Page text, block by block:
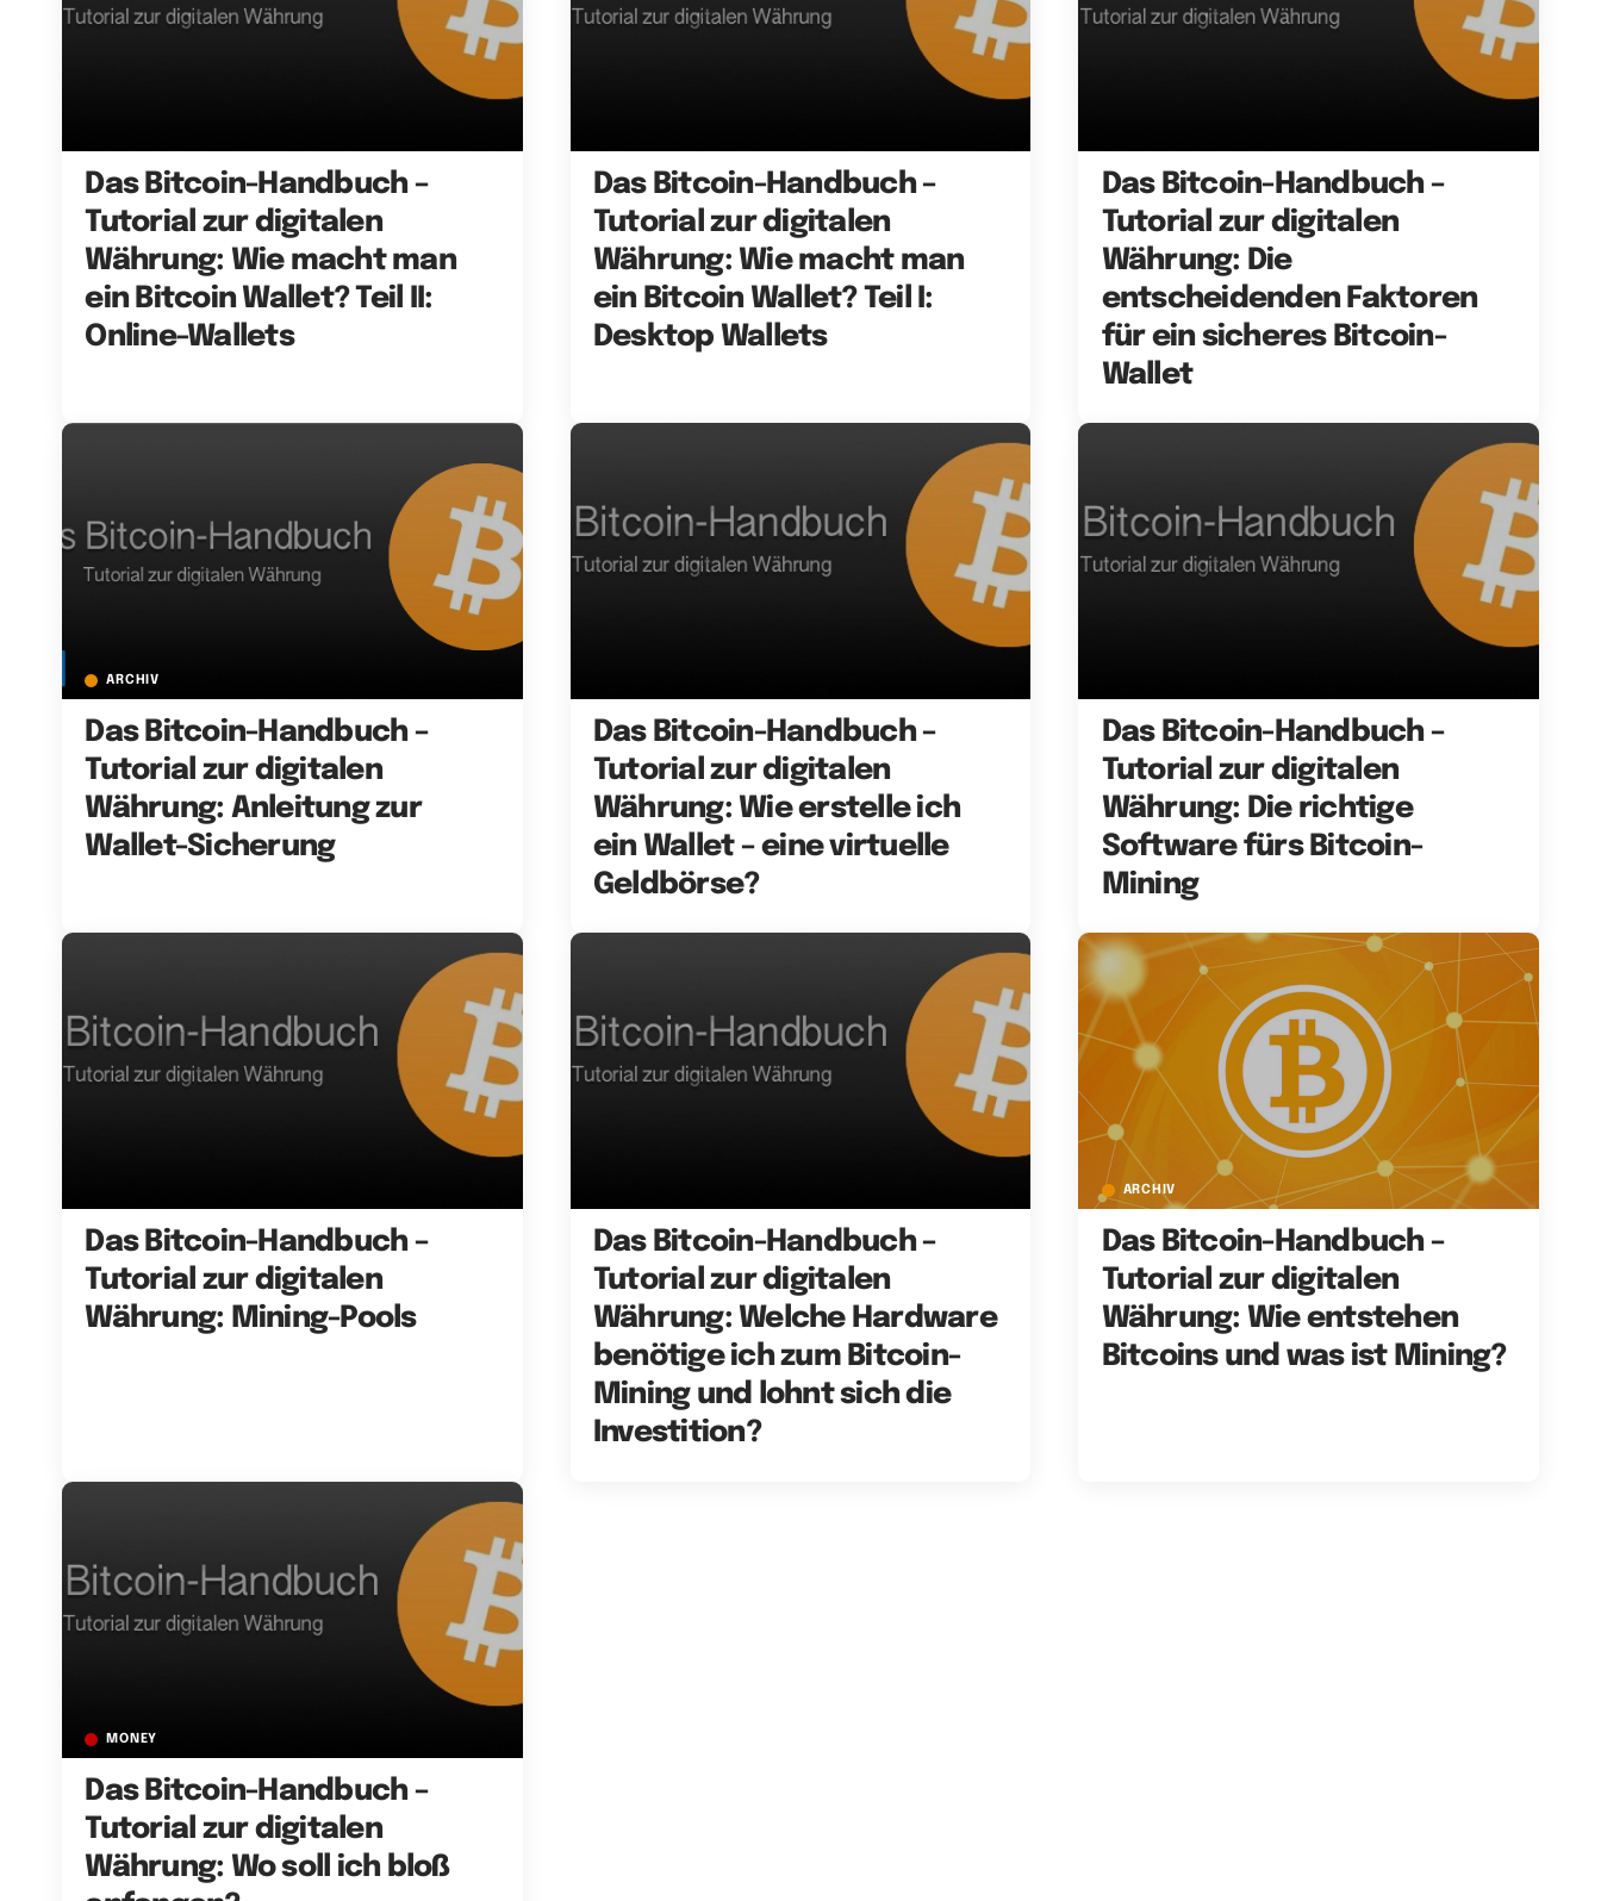
Das Bitcoin-Handbuch –
Tutorial zur digitalen
Währung: Wie macht man
ein Bitcoin Wallet? Teil II:
Online-Wallets
Das Bitcoin-Handbuch –
Tutorial zur digitalen
Währung: Wie macht man
ein Bitcoin Wallet? Teil I:
Desktop Wallets
Das Bitcoin-Handbuch –
Tutorial zur digitalen
Währung: Die
entscheidenden Faktoren
für ein sicheres Bitcoin-
Wallet
ARCHIV
Das Bitcoin-Handbuch –
Tutorial zur digitalen
Währung: Anleitung zur
Wallet-Sicherung
Das Bitcoin-Handbuch –
Tutorial zur digitalen
Währung: Wie erstelle ich
ein Wallet – eine virtuelle
Geldbörse?
Das Bitcoin-Handbuch –
Tutorial zur digitalen
Währung: Die richtige
Software fürs Bitcoin-
Mining
Das Bitcoin-Handbuch –
Tutorial zur digitalen
Währung: Mining-Pools
Das Bitcoin-Handbuch –
Tutorial zur digitalen
Währung: Welche Hardware
benötige ich zum Bitcoin-
Mining und lohnt sich die
Investition?
ARCHIV
Das Bitcoin-Handbuch –
Tutorial zur digitalen
Währung: Wie entstehen
Bitcoins und was ist Mining?
MONEY
Das Bitcoin-Handbuch –
Tutorial zur digitalen
Währung: Wo soll ich bloß